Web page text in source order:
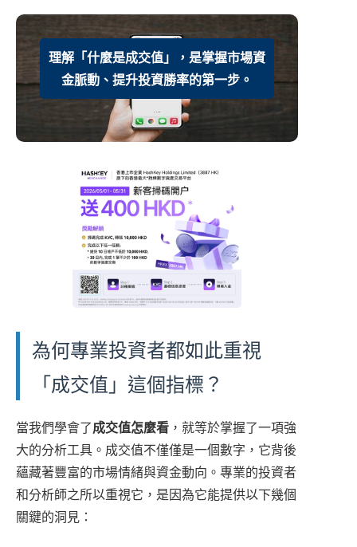
理解「什麼是成交值」，是掌握市場資
金脈動、提升投資勝率的第一步。
為何專業投資者都如此重視
「成交值」這個指標？
當我們學會了成交值怎麼看 ，就等於掌握了一項強
大的分析工具。成交值不僅僅是一個數字，它背後
蘊藏著豐富的市場情緒與資金動向。專業的投資者
和分析師之所以重視它，是因為它能提供以下幾個
關鍵的洞見：